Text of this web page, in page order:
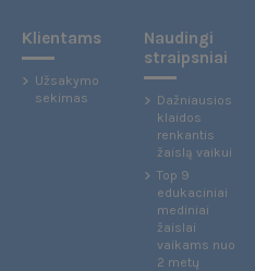
Klientams
Užsakymo
sekimas
Naudingi
straipsniai
Dažniausios
klaidos
renkantis
žaislą vaikui
Top 9
edukaciniai
mediniai
žaislai
vaikams nuo
2 metų